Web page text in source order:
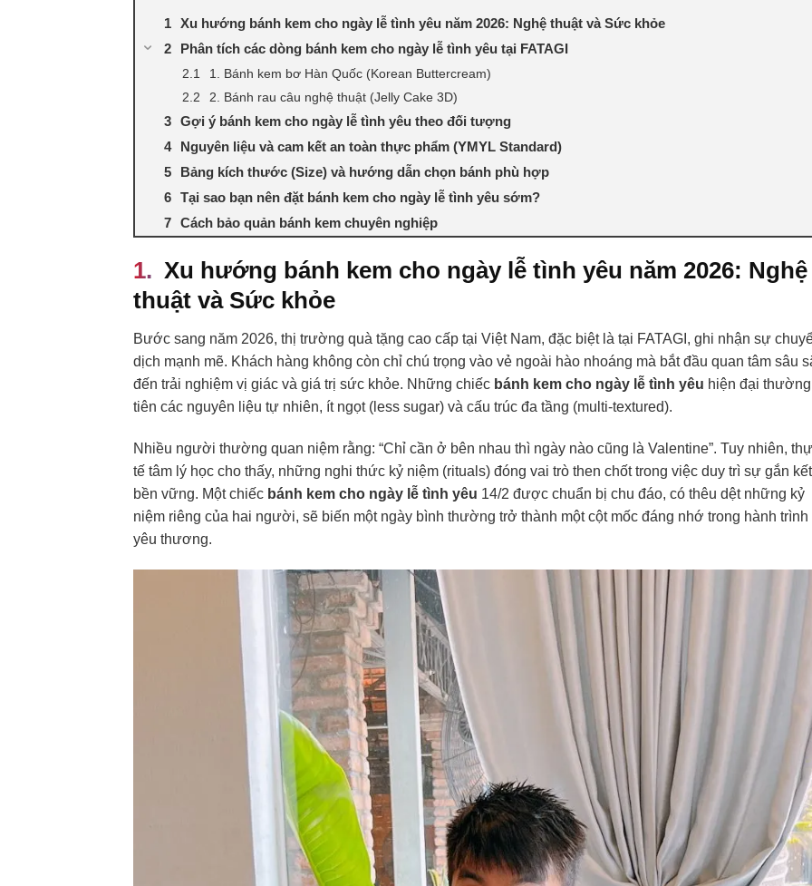
Xu hướng bánh kem cho ngày lễ tình yêu năm 2026: Nghệ thuật và Sức khỏe
Phân tích các dòng bánh kem cho ngày lễ tình yêu tại FATAGI
1. Bánh kem bơ Hàn Quốc (Korean Buttercream)
2. Bánh rau câu nghệ thuật (Jelly Cake 3D)
Gợi ý bánh kem cho ngày lễ tình yêu theo đối tượng
Nguyên liệu và cam kết an toàn thực phẩm (YMYL Standard)
Bảng kích thước (Size) và hướng dẫn chọn bánh phù hợp
Tại sao bạn nên đặt bánh kem cho ngày lễ tình yêu sớm?
Cách bảo quản bánh kem chuyên nghiệp
Xu hướng bánh kem cho ngày lễ tình yêu năm 2026: Nghệ
thuật và Sức khỏe
Bước sang năm 2026, thị trường quà tặng cao cấp tại Việt Nam, đặc biệt là tại FATAGI, ghi nhận sự
dịch mạnh mẽ. Khách hàng không còn chỉ chú trọng vào vẻ ngoài hào nhoáng mà bắt đầu quan tâm sâu
đến trải nghiệm vị giác và giá trị sức khỏe. Những chiếc bánh kem cho ngày lễ tình yêu hiện đại
tiên các nguyên liệu tự nhiên, ít ngọt (less sugar) và cấu trúc đa tầng (multi-textured).
Nhiều người thường quan niệm rằng: “Chỉ cần ở bên nhau thì ngày nào cũng là Valentine”. Tuy nhiên,
tế tâm lý học cho thấy, những nghi thức kỷ niệm (rituals) đóng vai trò then chốt trong việc duy trì sự gắn kết
bền vững. Một chiếc bánh kem cho ngày lễ tình yêu 14/2 được chuẩn bị chu đáo, có thêu dệt những kỷ
niệm riêng của hai người, sẽ biến một ngày bình thường trở thành một cột mốc đáng nhớ trong hành trình
yêu thương.